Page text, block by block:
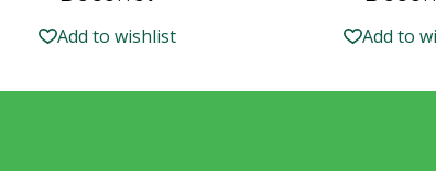
Add to wishlist Add to